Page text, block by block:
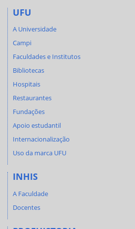
UFU
A Universidade
Campi
Faculdades e Institutos
Bibliotecas
Hospitais
Restaurantes
Fundações
Apoio estudantil
Internacionalização
Uso da marca UFU
INHIS
A Faculdade
Docentes